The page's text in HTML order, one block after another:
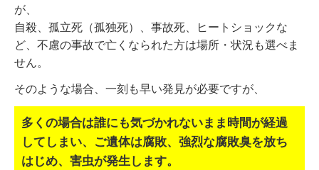
が、
自殺、孤立死（孤独死）、事故死、ヒートショックな
ど、不慮の事故で亡くなられた方は場所・状況も選べま
せん。
そのような場合、一刻も早い発見が必要ですが、
多くの場合は誰にも気づかれないまま時間が経過
してしまい、 ご遺体は腐敗、強烈な腐敗臭を放ち
はじめ、害虫が発生します。